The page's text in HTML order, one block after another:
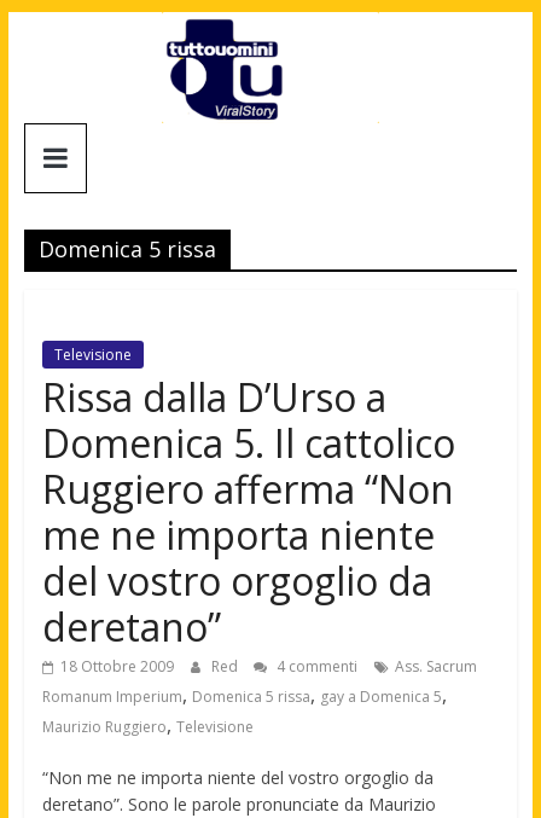
Tuttouomini
Tv,
Cinema,
news
moda
maschile
Domenica 5 rissa
Televisione
Rissa dalla D’Urso a
Domenica 5. Il cattolico
Ruggiero afferma “Non
me ne importa niente
del vostro orgoglio da
deretano”
18 Ottobre 2009 Red 4 commenti
Ass. Sacrum
Romanum Imperium, Domenica 5 rissa, gay a Domenica 5,
Maurizio Ruggiero, Televisione
“Non me ne importa niente del vostro orgoglio da
deretano”. Sono le parole pronunciate da Maurizio